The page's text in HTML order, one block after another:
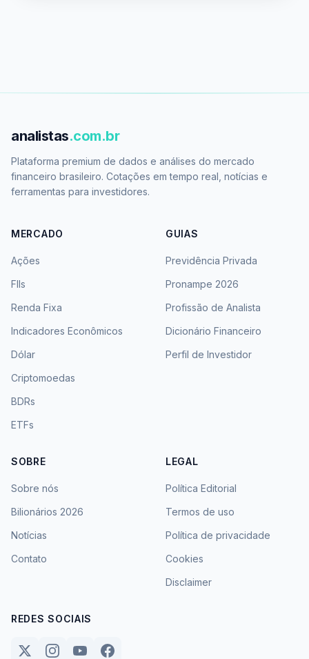
analistas.com.br
Plataforma premium de dados e análises do mercado
financeiro brasileiro. Cotações em tempo real, notícias e
ferramentas para investidores.
MERCADO
Ações
FIIs
Renda Fixa
Indicadores Econômicos
Dólar
Criptomoedas
BDRs
ETFs
GUIAS
Previdência Privada
Pronampe 2026
Profissão de Analista
Dicionário Financeiro
Perfil de Investidor
SOBRE
Sobre nós
Bilionários 2026
Notícias
Contato
LEGAL
Política Editorial
Termos de uso
Política de privacidade
Cookies
Disclaimer
REDES SOCIAIS